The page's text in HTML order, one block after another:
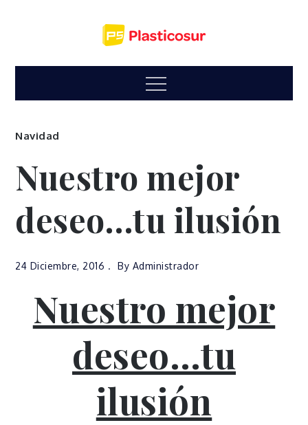
Menu
Navidad
Nuestro mejor
deseo…tu ilusión
24 Diciembre, 2016 By Administrador
Nuestro mejor
deseo…tu
ilusión